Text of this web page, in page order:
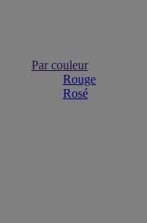
Par couleur
Rouge
Rosé